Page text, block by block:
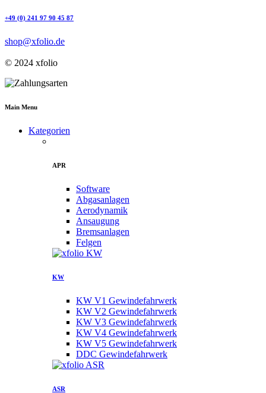
+49 (0) 241 97 90 45 87
shop@xfolio.de
© 2024 xfolio
Main Menu
Kategorien
APR
Software
Abgasanlagen
Aerodynamik
Ansaugung
Bremsanlagen
Felgen
KW
KW V1 Gewindefahrwerk
KW V2 Gewindefahrwerk
KW V3 Gewindefahrwerk
KW V4 Gewindefahrwerk
KW V5 Gewindefahrwerk
DDC Gewindefahrwerk
ASR